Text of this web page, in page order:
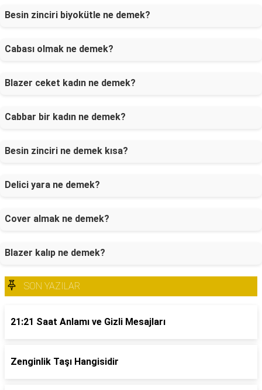
Besin zinciri biyokütle ne demek?
Cabası olmak ne demek?
Blazer ceket kadın ne demek?
Cabbar bir kadın ne demek?
Besin zinciri ne demek kısa?
Delici yara ne demek?
Cover almak ne demek?
Blazer kalıp ne demek?
SON YAZILAR
21:21 Saat Anlamı ve Gizli Mesajları
Zenginlik Taşı Hangisidir